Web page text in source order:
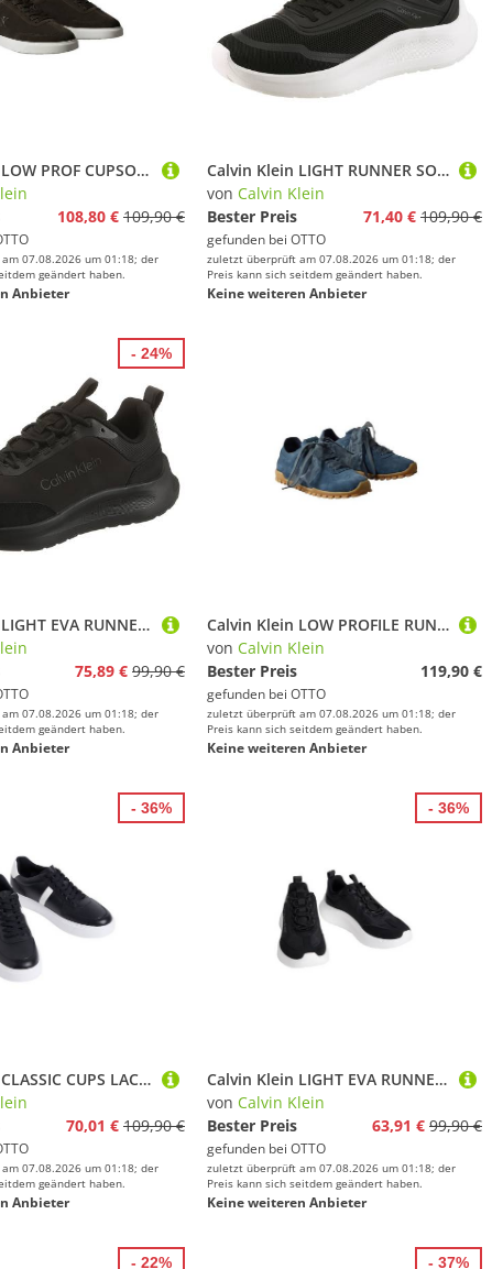
Calvin Klein LOW PROF CUPSOLE WT SU Sneaker Freizeitschuh, Halbschuh, Schnürer mit CK-Logo an der Schnürung
108,80 € 109,90 €
07.08.2026 um 01:18; der
geändert haben.
Anbieter
Calvin Klein LIGHT RUNNER SOCK MESH LYCRA Slip-On Sneaker Slipper, Halbschuh, Freizeitsneaker mit Mesh-Einsatz
von Calvin Klein
Bester Preis
71,40 € 109,90 €
gefunden bei OTTO
zuletzt überprüft am 07.08.2026 um 01:18; der
Preis kann sich seitdem geändert haben.
Keine weiteren Anbieter
Calvin Klein LIGHT EVA RUNNER Sneaker Freizeitsneaker, Halbschuh, Schnürschuh mit CK-Logo
75,89 € 99,90 €
07.08.2026 um 01:18; der
geändert haben.
Anbieter
- 24%
Calvin Klein LOW PROFILE RUN MG SUE DB LACES Sneaker Halbschuh, Trendy-Schnürschuh, Freizeitschuh mit CK-Prägung
von Calvin Klein
Bester Preis
119,90 €
gefunden bei OTTO
zuletzt überprüft am 07.08.2026 um 01:18; der
Preis kann sich seitdem geändert haben.
Keine weiteren Anbieter
Calvin Klein CLASSIC CUPS LACE LTH EMB TONGUE Plateausneaker Basket-Sneaker, Halbschuh, Schnürschuh mit seitlichem CK-Logo
70,01 € 109,90 €
07.08.2026 um 01:18; der
geändert haben.
Anbieter
- 36%
Calvin Klein LIGHT EVA RUNNER NYL-SUE Slip-On Sneaker Schlupfschuh, Slipper, Freizeitsneaker, Halbschuh mit Logo-Schriftzug
von Calvin Klein
Bester Preis
63,91 € 99,90 €
gefunden bei OTTO
zuletzt überprüft am 07.08.2026 um 01:18; der
Preis kann sich seitdem geändert haben.
Keine weiteren Anbieter
- 36%
- 22% - 37%